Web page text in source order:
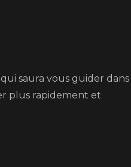
saura vous guider dans
plus rapidement et